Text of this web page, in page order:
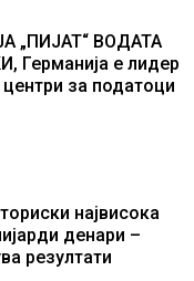
„ПИЈАТ“ ВОДАТА
е лидер
за податоци
највисока
денари –
резултати